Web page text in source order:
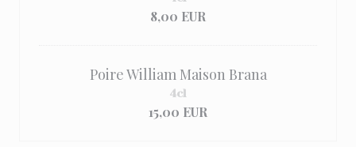
8,00 EUR
Poire William Maison Brana
15,00 EUR
4cl